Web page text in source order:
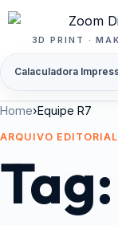
Pular para o
3D PRINT ·
Calaculadora
Home›Equipe R7
ARQUIVO EDITORIAL
Tag: